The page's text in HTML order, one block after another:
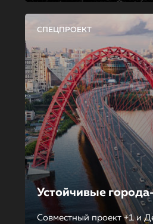
СПЕЦПРОЕКТ
Устойчивые
Совместный проект +1 и